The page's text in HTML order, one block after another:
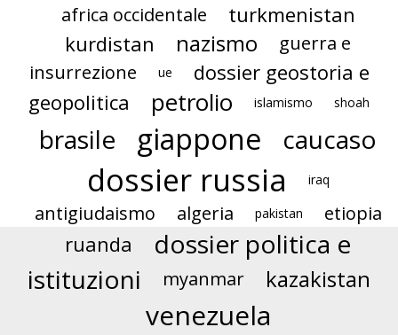
africa occidentale
turkmenistan
kurdistan
nazismo
guerra e
insurrezione
ue
dossier geostoria e
geopolitica
petrolio islamismo shoah
brasile giappone caucaso
dossier russia iraq
antigiudaismo algeria pakistan etiopia
ruanda
dossier politica e
istituzioni
myanmar kazakistan
venezuela